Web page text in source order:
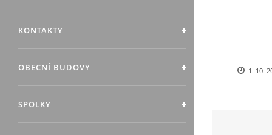
KONTAKTY
OBECNÍ BUDOVY
SPOLKY
1. 10.